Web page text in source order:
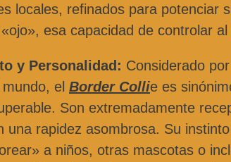
locales, refinados para potenciar
esa capacidad de controlar
y Personalidad: Considerado
el Border Collie es
Son extremadamente
una rapidez asombrosa. Su
a niños, otras mascotas o